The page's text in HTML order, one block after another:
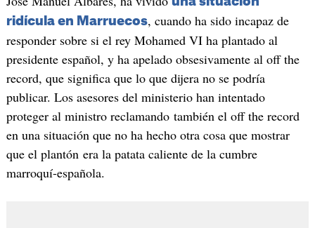
ridícula en Marruecos, cuando ha sido incapaz de
responder sobre si el rey Mohamed VI ha plantado al
presidente español, y ha apelado obsesivamente al off the
record, que significa que lo que dijera no se podría
publicar. Los asesores del ministerio han intentado
proteger al ministro reclamando también el off the record
en una situación que no ha hecho otra cosa que mostrar
que el plantón era la patata caliente de la cumbre
marroquí-española.